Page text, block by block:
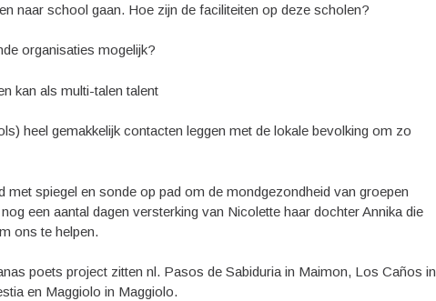
naar school gaan. Hoe zijn de faciliteiten op deze scholen?
organisaties mogelijk?
kan als multi-talen talent
heel gemakkelijk contacten leggen met de lokale bevolking om zo
met spiegel en sonde op pad om de mondgezondheid van groepen
een aantal dagen versterking van Nicolette haar dochter Annika die
ons te helpen.
poets project zitten nl. Pasos de Sabiduria in Maimon, Los Caños in
en Maggiolo in Maggiolo.